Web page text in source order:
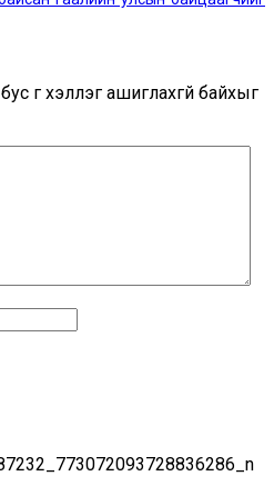
үг хэллэг ашиглахгүй байхыг